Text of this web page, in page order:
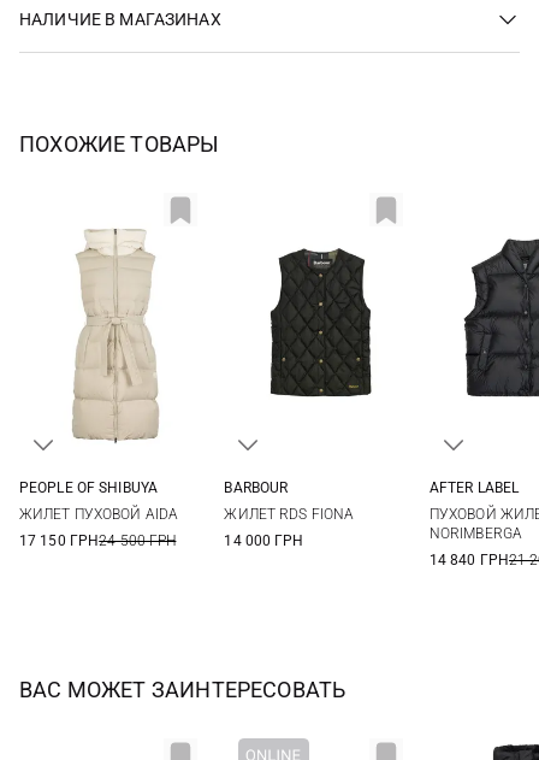
НАЛИЧИЕ В МАГАЗИНАХ
ПОХОЖИЕ ТОВАРЫ
PEOPLE OF SHIBUYA
ЖИЛЕТ ПУХОВОЙ AIDA
17 150 ГРН24 500 ГРН
BARBOUR
ЖИЛЕТ RDS FIONA
14 000 ГРН
XL
AFTER LABEL
ПУХОВОЙ
NORIMBERGA
14 840 ГРН21
ВАС МОЖЕТ ЗАИНТЕРЕСОВАТЬ